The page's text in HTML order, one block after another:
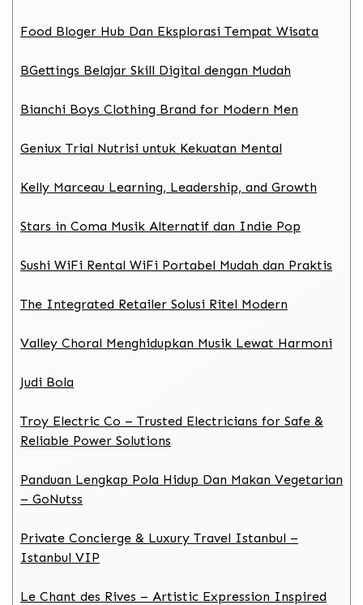
Food Bloger Hub Dan Eksplorasi Tempat Wisata
BGettings Belajar Skill Digital dengan Mudah
Bianchi Boys Clothing Brand for Modern Men
Geniux Trial Nutrisi untuk Kekuatan Mental
Kelly Marceau Learning, Leadership, and Growth
Stars in Coma Musik Alternatif dan Indie Pop
Sushi WiFi Rental WiFi Portabel Mudah dan Praktis
The Integrated Retailer Solusi Ritel Modern
Valley Choral Menghidupkan Musik Lewat Harmoni
Judi Bola
Troy Electric Co – Trusted Electricians for Safe &
Reliable Power Solutions
Panduan Lengkap Pola Hidup Dan Makan Vegetarian
– GoNutss
Private Concierge & Luxury Travel Istanbul –
Istanbul VIP
Le Chant des Rives – Artistic Expression Inspired